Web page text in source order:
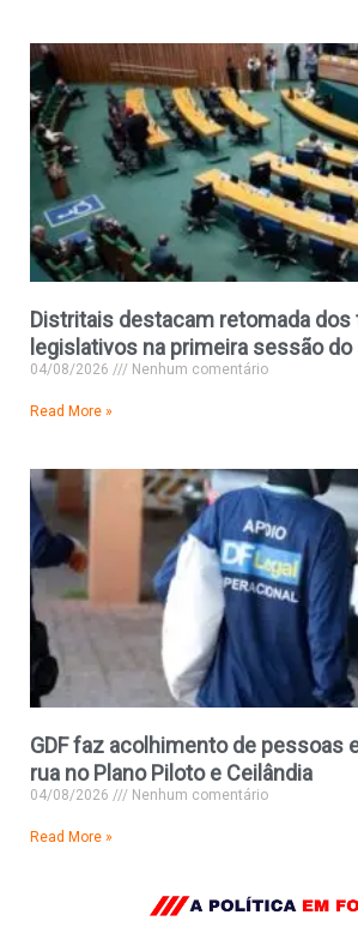
Distritais destacam retomada dos
legislativos na primeira sessão
04/08/2026 Nenhum comentário
Read More »
GDF faz acolhimento de pessoas
rua no Plano Piloto e Ceilândia
04/08/2026 Nenhum comentário
Read More »